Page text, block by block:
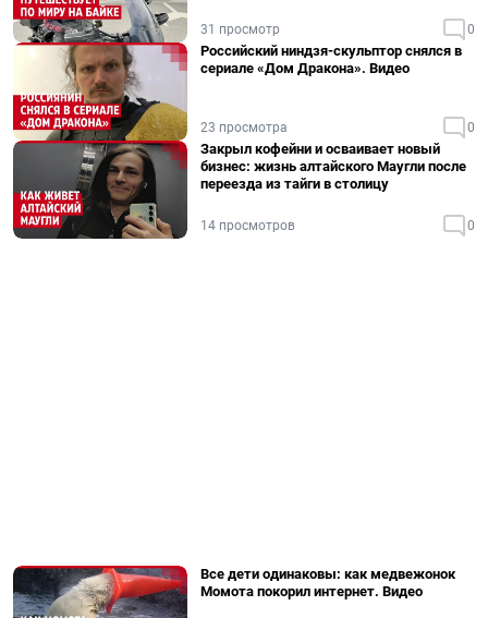
31 просмотр 0
Российский ниндзя-скульптор снялся в
сериале «Дом Дракона». Видео
23 просмотра 0
Закрыл кофейни и осваивает новый
бизнес: жизнь алтайского Маугли после
переезда из тайги в столицу
14 просмотров 0
Все дети одинаковы: как медвежонок
Момота покорил интернет. Видео